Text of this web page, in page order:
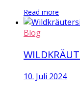
Read more
Blog
10. Juli 2024